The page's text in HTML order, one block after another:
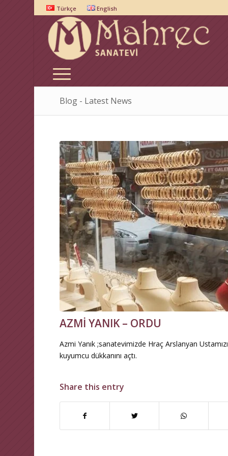
Türkçe English
Blog - Latest News
AZMİ YANIK – ORDU
Azmi Yanık ;sanatevimizde Hraç Arslanyan
kuyumcu dükkanını açtı.
Share this entry